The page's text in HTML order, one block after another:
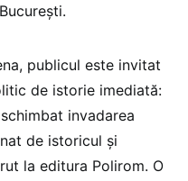
publicul este invitat
de istorie imediată:
invadarea
de istoricul și
la editura Polirom. O